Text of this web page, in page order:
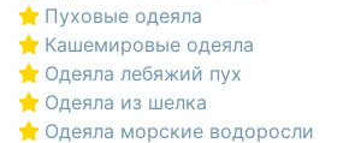
Пуховые одеяла
Кашемировые одеяла
Одеяла лебяжий пух
Одеяла из шелка
Одеяла морские водоросли